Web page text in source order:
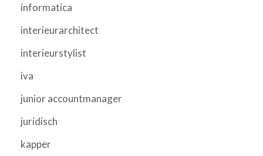
informatica
interieurarchitect
interieurstylist
iva
junior accountmanager
juridisch
kapper